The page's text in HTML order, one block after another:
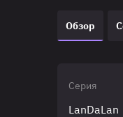
Обзор
Серия
LanDaLan